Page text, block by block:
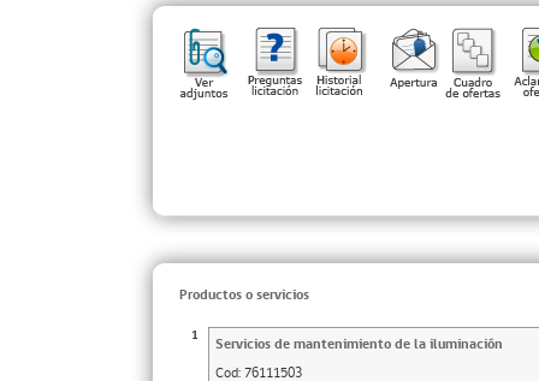
Productos o servicios
1
Servicios de mantenimiento de la iluminación
Cod: 76111503